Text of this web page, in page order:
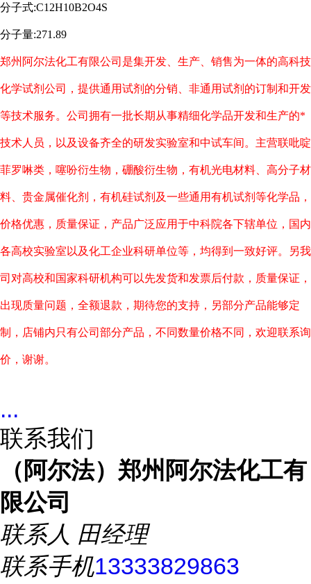
分子式:C12H10B2O4S
分子量:271.89
郑州阿尔法化工有限公司是集开发、生产、销售为一体的高科技
化学试剂公司，提供通用试剂的分销、非通用试剂的订制和开发
等技术服务。公司拥有一批长期从事精细化学品开发和生产的*
技术人员，以及设备齐全的研发实验室和中试车间。主营联吡啶
菲罗啉类，噻吩衍生物，硼酸衍生物，有机光电材料、高分子材
料、贵金属催化剂，有机硅试剂及一些通用有机试剂等化学品，
价格优惠，质量保证，产品广泛应用于中科院各下辖单位，国内
各高校实验室以及化工企业科研单位等，均得到一致好评。另我
司对高校和国家科研机构可以先发货和发票后付款，质量保证，
出现质量问题，全额退款，期待您的支持，另部分产品能够定
制，店铺内只有公司部分产品，不同数量价格不同，欢迎联系询
价，谢谢。
...
联系我们
（阿尔法）郑州阿尔法化工有
限公司
联系人 田经理
联系手机13333829863